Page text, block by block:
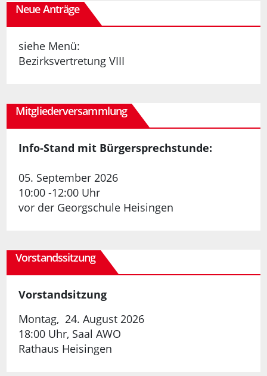
Neue Anträge
siehe Menü:
Bezirksvertretung VIII
Mitgliederversammlung
Info-Stand mit Bürgersprechstunde:
05. September 2026
10:00 -12:00 Uhr
vor der Georgschule Heisingen
Vorstandssitzung
Vorstandsitzung
Montag, 24. August 2026
18:00 Uhr, Saal AWO
Rathaus Heisingen